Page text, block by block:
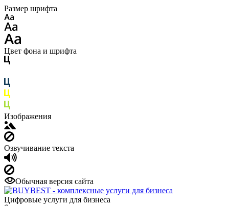
Размер шрифта
Цвет фона и шрифта
Изображения
Озвучивание текста
Обычная версия сайта
Цифровые услуги для бизнеса